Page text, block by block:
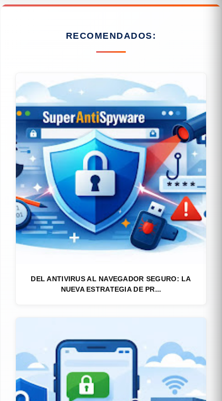
RECOMENDADOS:
DEL ANTIVIRUS AL NAVEGADOR SEGURO: LA
NUEVA ESTRATEGIA DE PR...